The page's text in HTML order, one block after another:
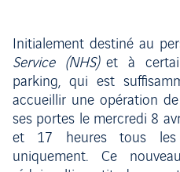
Initialement destiné au
Service (NHS)et à
parking, qui est
accueillir une opération
ses portes le mercredi 8
et 17 heures tous les
uniquement. Ce